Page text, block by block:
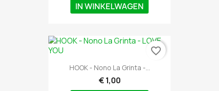
IN WINKELWAGEN
HOOK - Nono La Grinta -...
€ 1,00
favorite_border